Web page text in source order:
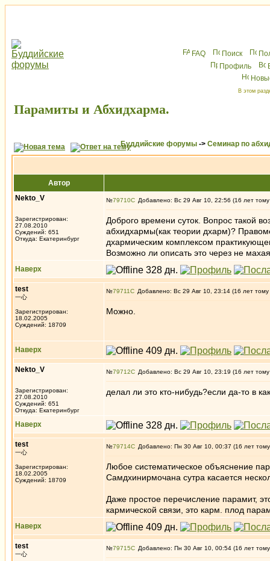
FAQ Поиск
Профиль
В этом
Парамиты и Абхидхарма.
Буддийские форумы -> Семинар по
Автор
Nekto_V
Зарегистрирован:
27.08.2010
Суждений: 651
Откуда: Екатеринбург
№79710 Добавлено: Вс 29 Авг 10, 22:56 (16 лет
Доброго времени суток. Вопрос такой
абхидхармы(как теории дхарм)?
дхармическим комплексом
Возможно ли описать это через не
Наверх
test
一心
Зарегистрирован:
18.02.2005
Суждений: 18709
№79711 Добавлено: Вс 29 Авг 10, 23:14 (16 лет тому
Можно.
Наверх
Nekto_V
Зарегистрирован:
27.08.2010
Суждений: 651
Откуда: Екатеринбург
№79712 Добавлено: Вс 29 Авг 10, 23:19 (16 лет
делал ли это кто-нибудь?если да-то в
Наверх
test
一心
Зарегистрирован:
18.02.2005
Суждений: 18709
№79714 Добавлено: Пн 30 Авг 10, 00:37 (16 лет
Любое систематическое объяснение
Самдхинирмочана сутра касается
Даже простое перечисление парамит,
кармической связи, это карм. плод
Наверх
test
一心
№79715 Добавлено: Пн 30 Авг 10, 00:54 (16 лет